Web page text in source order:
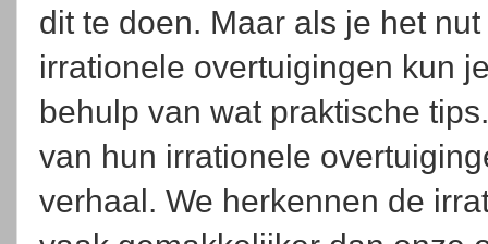
dit te doen. Maar als je het
irrationele overtuigingen kun
behulp van wat praktische
van hun irrationele
verhaal. We herkennen de